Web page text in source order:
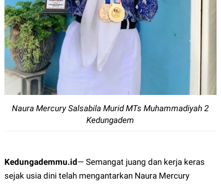
Naura Mercury Salsabila MuridMTs Muhammadiyah 2
Kedungadem
Kedungademmu.id— Semangat juang dan kerja keras
sejak usia dini telah mengantarkan Naura Mercury